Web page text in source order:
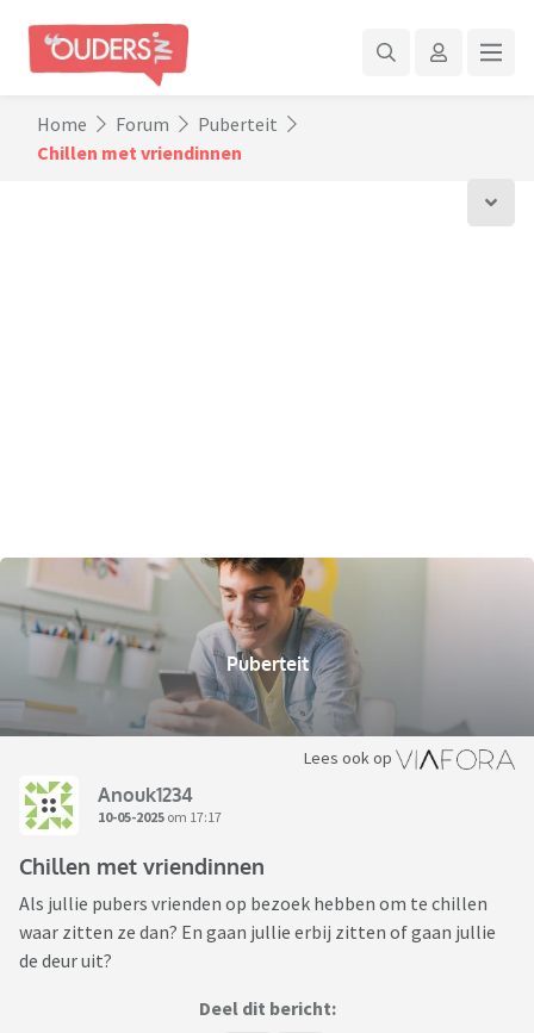
Home Forum
Puberteit
Chillen met vriendinnen
Puberteit
Lees ook op
Anouk1234
10-05-2025 om 17:17
Chillen met vriendinnen
Als jullie pubers vrienden op bezoek hebben om te chillen
waar zitten ze dan? En gaan jullie erbij zitten of gaan jullie
de deur uit?
Deel dit bericht: